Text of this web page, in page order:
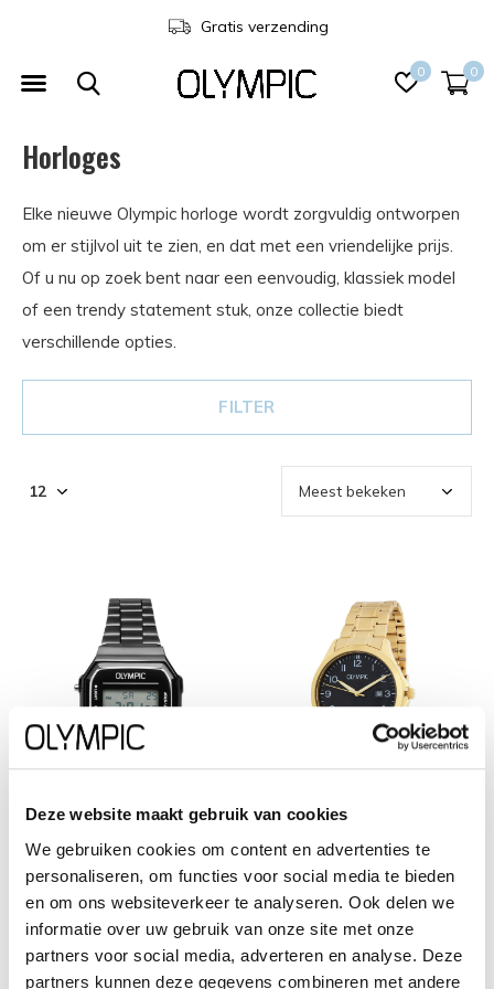
Deze website maakt gebruik van cookies
We gebruiken cookies om content en advertenties te
personaliseren, om functies voor social media te bieden
en om ons websiteverkeer te analyseren. Ook delen we
informatie over uw gebruik van onze site met onze
partners voor social media, adverteren en analyse. Deze
partners kunnen deze gegevens combineren met andere
0 0
Gratis verzending
Horloges
Elke nieuwe Olympic horloge wordt zorgvuldig ontworpen
om er stijlvol uit te zien, en dat met een vriendelijke prijs.
Of u nu op zoek bent naar een eenvoudig, klassiek model
of een trendy statement stuk, onze collectie biedt
verschillende opties.
FILTER
Digital - OL66HKS004
€45,00
Robin - OL72HDD011
€69,95